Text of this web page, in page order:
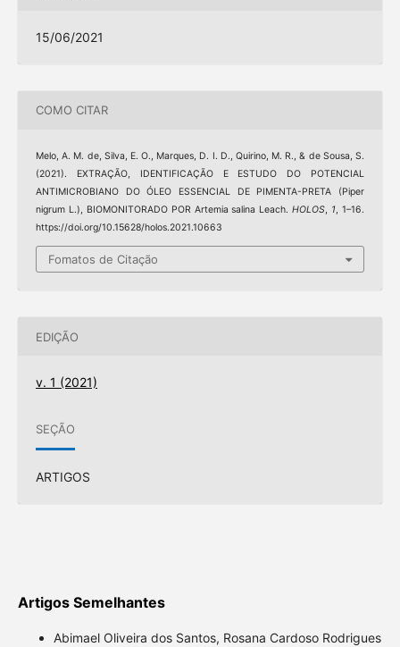
15/06/2021
COMO CITAR
Melo, A. M. de, Silva, E. O., Marques, D. I. D., Quirino, M. R., & de Sousa, S.
(2021). EXTRAÇÃO, IDENTIFICAÇÃO E ESTUDO DO POTENCIAL
ANTIMICROBIANO DO ÓLEO ESSENCIAL DE PIMENTA-PRETA (Piper
nigrum L.), BIOMONITORADO POR Artemia salina Leach.HOLOS, 1, 1–16.
https://doi.org/10.15628/holos.2021.10663
Fomatos de Citação
EDIÇÃO
v. 1 (2021)
SEÇÃO
ARTIGOS
Artigos Semelhantes
Abimael Oliveira dos Santos, Rosana Cardoso Rodrigues